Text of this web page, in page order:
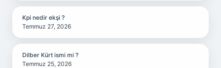
Kpi nedir ekşi ?
Temmuz 27, 2026
Dilber Kürt ismi mi ?
Temmuz 25, 2026